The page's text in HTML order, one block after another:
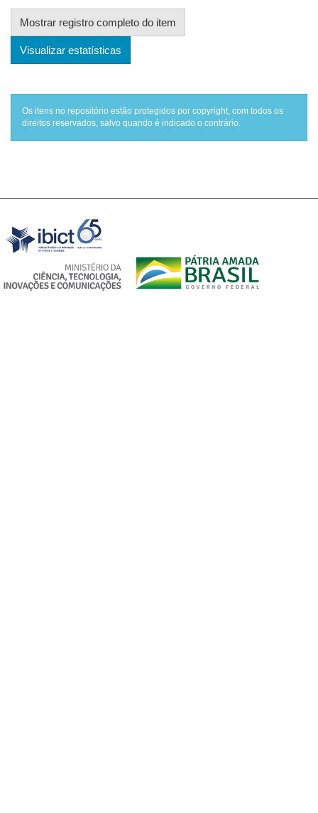
Mostrar registro completo do item
Visualizar estatísticas
Os itens no repositório estão protegidos por copyright, com todos os
direitos reservados, salvo quando é indicado o contrário.